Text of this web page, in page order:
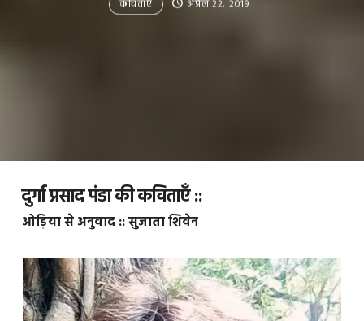
कविताएँ अप्रैल 22, 2019
दुर्गा प्रसाद पंडा की कविताएँ ::
ओड़िया से अनुवाद :: सुजाता शिवेन